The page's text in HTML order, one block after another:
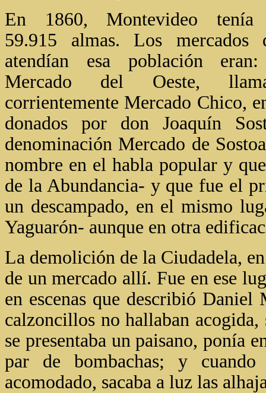
En 1860, Montevideo tenía
59.915 almas. Los mercados
atendían esa población
Mercado del Oeste,
corrientemente Mercado Chico,
donados por don Joaquín
denominación Mercado de
nombre en el habla popular y
de la Abundancia- y que fue el
un descampado, en el mismo
Yaguarón- aunque en otra
La demolición de la Ciudadela,
de un mercado allí. Fue en ese
en escenas que describió Daniel
calzoncillos no hallaban
se presentaba un paisano, ponía
par de bombachas; y
acomodado, sacaba a luz las